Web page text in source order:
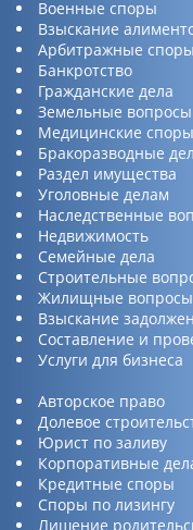
Военные споры
Взыскание
Арбитражные споры
Банкротство
Гражданские дела
Земельные вопросы
Медицинские споры
Бракоразводные
Раздел имущества
Уголовные делам
Наследственные
Недвижимость
Семейные дела
Строительные
Жилищные вопросы
Взыскание
Составление и
Услуги для бизнеса
Авторское право
Долевое
Юрист по заливу
Корпоративные
Кредитные споры
Споры по лизингу
Лишение